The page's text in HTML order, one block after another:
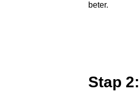
beter.
Stap